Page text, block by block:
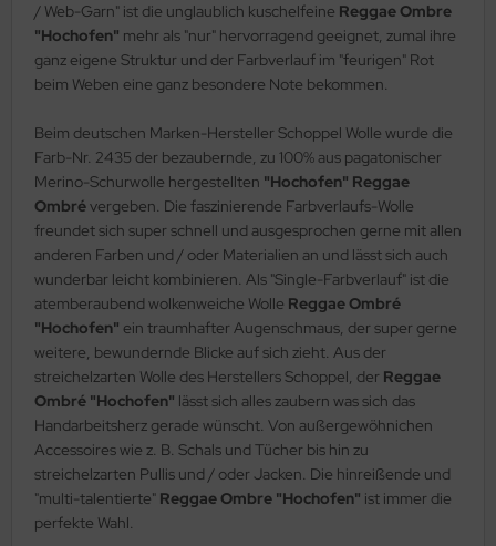
/ Web-Garn" ist die unglaublich kuschelfeine Reggae Ombre
"Hochofen" mehr als "nur" hervorragend geeignet, zumal ihre
ganz eigene Struktur und der Farbverlauf im "feurigen" Rot
beim Weben eine ganz besondere Note bekommen.
Beim deutschen Marken-Hersteller Schoppel Wolle wurde die
Farb-Nr. 2435 der bezaubernde, zu 100% aus pagatonischer
Merino-Schurwolle hergestellten "Hochofen" Reggae
Ombrévergeben. Die faszinierende Farbverlaufs-Wolle
freundet sich super schnell und ausgesprochen gerne mit allen
anderen Farben und / oder Materialien an und lässt sich auch
wunderbar leicht kombinieren. Als "Single-Farbverlauf" ist die
atemberaubend wolkenweiche Wolle Reggae Ombré
"Hochofen" ein traumhafter Augenschmaus, der super gerne
weitere, bewundernde Blicke auf sich zieht. Aus der
streichelzarten Wolle des Herstellers Schoppel, der Reggae
Ombré "Hochofen" lässt sich alles zaubern was sich das
Handarbeitsherz gerade wünscht. Von außergewöhnichen
Accessoires wie z. B. Schals und Tücher bis hin zu
streichelzarten Pullis und / oder Jacken. Die hinreißende und
"multi-talentierte" Reggae Ombre "Hochofen" ist immer die
perfekte Wahl.